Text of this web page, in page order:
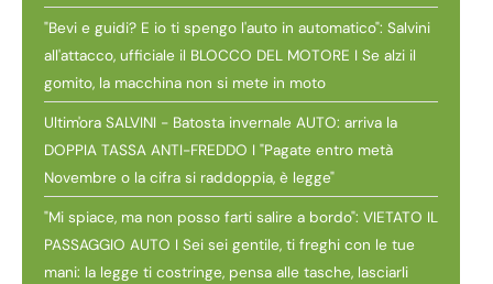
"Bevi e guidi? E io ti spengo l'auto in automatico": Salvini
all'attacco, ufficiale il BLOCCO DEL MOTORE I Se alzi il
gomito, la macchina non si mete in moto
Ultim'ora SALVINI - Batosta invernale AUTO: arriva la
DOPPIA TASSA ANTI-FREDDO I "Pagate entro metà
Novembre o la cifra si raddoppia, è legge"
"Mi spiace, ma non posso farti salire a bordo": VIETATO IL
PASSAGGIO AUTO I Sei sei gentile, ti freghi con le tue
mani: la legge ti costringe, pensa alle tasche, lasciarli